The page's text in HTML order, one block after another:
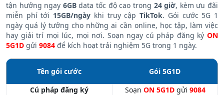
cước 5G1D MobiFone.Với mức giá chỉ12.000 đồng, bạn được
tận hưởng ngay6GBdata tốc độ cao trong24 giờ, kèm ưu đãi
miễn phí tới15GB/ngàykhi truy cậpTikTok. Gói cước 5G 1
ngày quá lý tưởng cho những ai cần online, học tập, làm việc
hay giải trí mọi lúc, mọi nơi. Soạn ngay cú pháp đăng ký
5G1Dgửi9084để kích hoạt trải nghiệm 5G trong 1 ngày.
Tên gói cước
Gói 5G1D